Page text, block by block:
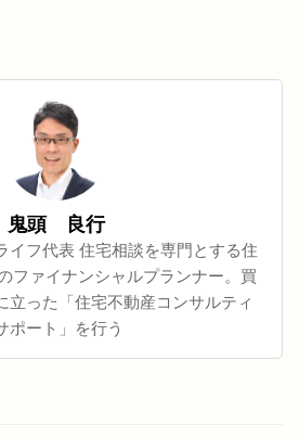
鬼頭 良行
イフ代表 住宅相談を専門とする住
ファイナンシャルプランナー。買
立った「住宅不動産コンサルティ
ポート」を行う